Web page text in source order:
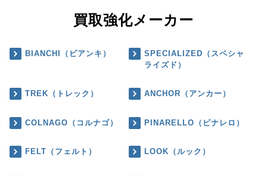
買取強化メーカー
BIANCHI（ビアンキ）
SPECIALIZED（スペシャ
ライズド）
TREK（トレック） ANCHOR（アンカー）
COLNAGO（コルナゴ） PINARELLO（ピナレロ）
FELT（フェルト） LOOK（ルック）